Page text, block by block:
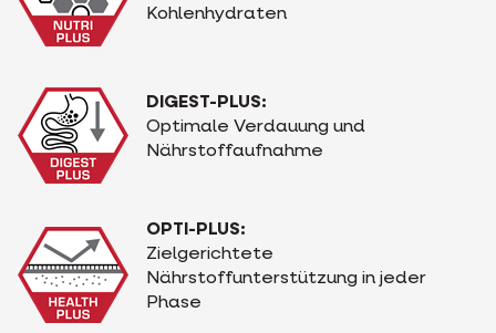
Kohlenhydraten
DIGEST-PLUS:
Optimale Verdauung und
Nährstoffaufnahme
OPTI-PLUS:
Zielgerichtete
Nährstoffunterstützung in jeder
Phase